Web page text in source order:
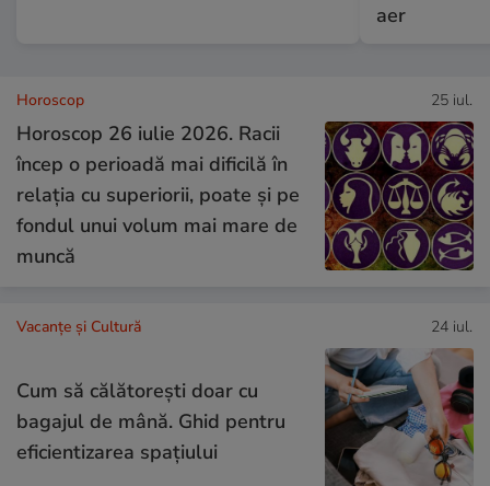
aer
Horoscop 25 iul.
Horoscop 26 iulie 2026. Racii
încep o perioadă mai dificilă în
relația cu superiorii, poate și pe
fondul unui volum mai mare de
muncă
Vacanțe și Cultură 24 iul.
Cum să călătoreşti doar cu
bagajul de mână. Ghid pentru
eficientizarea spaţiului